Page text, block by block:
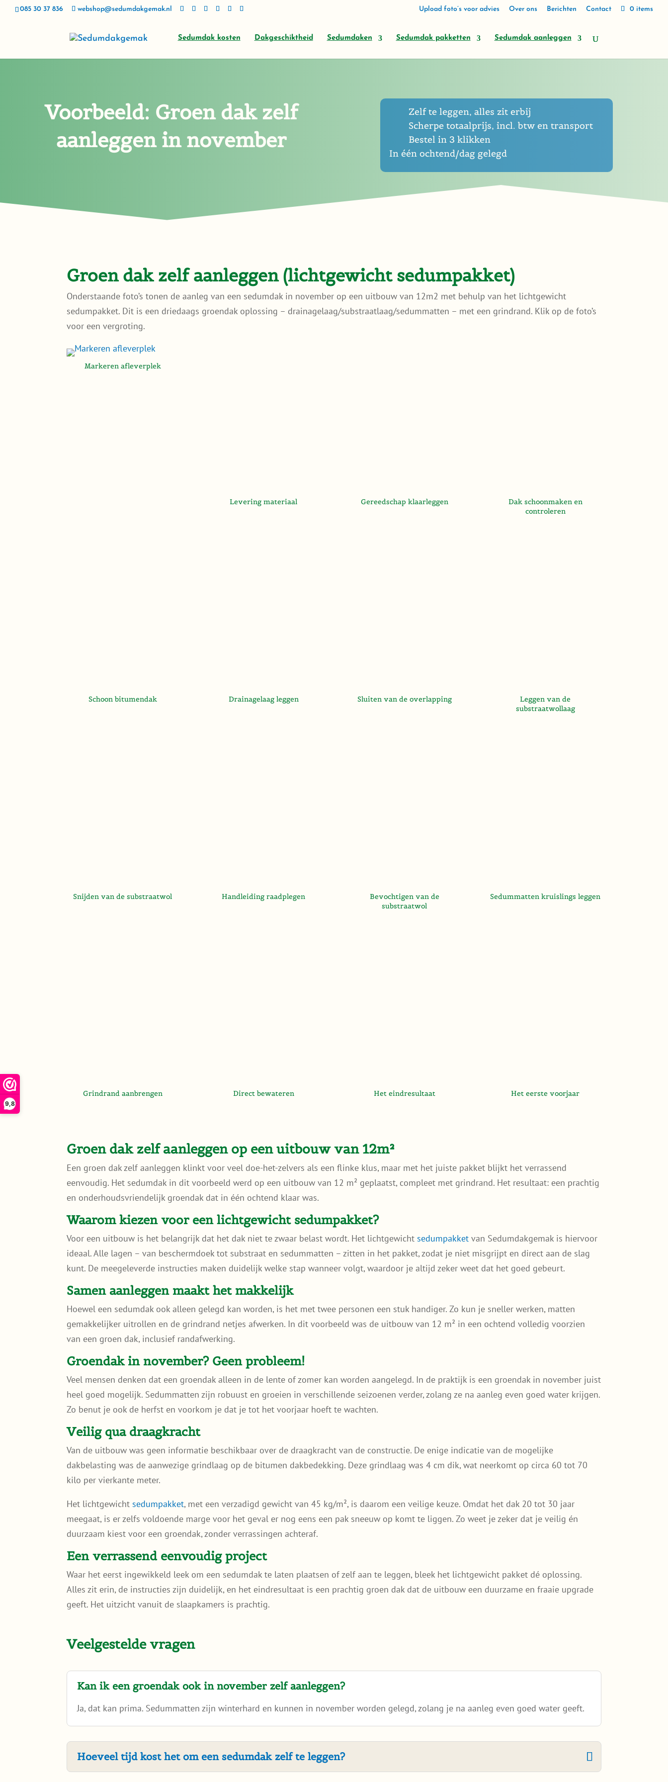
9,8
085 30 37 836 webshop@sedumdakgemak.nl Upload foto’s voor advies Over ons Berichten Contact 0 items
Sedumdak kosten Dakgeschiktheid Sedumdaken Sedumdak pakketten Sedumdak aanleggen
Voorbeeld: Groen dak zelf
aanleggen in november
Zelf te leggen, alles zit erbij
Scherpe totaalprijs, incl. btw en transport
Bestel in 3 klikken
In één ochtend/dag gelegd
Groen dak zelf aanleggen (lichtgewicht sedumpakket)
Onderstaande foto’s tonen de aanleg van een sedumdak in november op een uitbouw van 12m2 met behulp van het lichtgewicht
sedumpakket. Dit is een driedaags groendak oplossing – drainagelaag/substraatlaag/sedummatten – met een grindrand. Klik op de foto’s
voor een vergroting.
Markeren afleverplek
Levering materiaal Gereedschap klaarleggen
Dak schoonmaken en
controleren
Schoon bitumendak Drainagelaag leggen Sluiten van de overlapping
Leggen van de
substraatwollaag
Snijden van de substraatwol Handleiding raadplegen
Bevochtigen van de
substraatwol
Sedummatten kruislings leggen
Grindrand aanbrengen Direct bewateren Het eindresultaat Het eerste voorjaar
Groen dak zelf aanleggen op een uitbouw van 12m²
Een groen dak zelf aanleggen klinkt voor veel doe-het-zelvers als een flinke klus, maar met het juiste pakket blijkt het verrassend
eenvoudig. Het sedumdak in dit voorbeeld werd op een uitbouw van 12 m² geplaatst, compleet met grindrand. Het resultaat: een prachtig
en onderhoudsvriendelijk groendak dat in één ochtend klaar was.
Waarom kiezen voor een lichtgewicht sedumpakket?
Voor een uitbouw is het belangrijk dat het dak niet te zwaar belast wordt. Het lichtgewichtsedumpakket van Sedumdakgemak is hiervoor
ideaal. Alle lagen – van beschermdoek tot substraat en sedummatten – zitten in het pakket, zodat je niet misgrijpt en direct aan de slag
kunt. De meegeleverde instructies maken duidelijk welke stap wanneer volgt, waardoor je altijd zeker weet dat het goed gebeurt.
Samen aanleggen maakt het makkelijk
Hoewel een sedumdak ook alleen gelegd kan worden, is het met twee personen een stuk handiger. Zo kun je sneller werken, matten
gemakkelijker uitrollen en de grindrand netjes afwerken. In dit voorbeeld was de uitbouw van 12 m² in een ochtend volledig voorzien
van een groen dak, inclusief randafwerking.
Groendak in november? Geen probleem!
Veel mensen denken dat een groendak alleen in de lente of zomer kan worden aangelegd. In de praktijk is een groendak in november juist
heel goed mogelijk. Sedummatten zijn robuust en groeien in verschillende seizoenen verder, zolang ze na aanleg even goed water krijgen.
Zo benut je ook de herfst en voorkom je dat je tot het voorjaar hoeft te wachten.
Veilig qua draagkracht
Van de uitbouw was geen informatie beschikbaar over de draagkracht van de constructie. De enige indicatie van de mogelijke
dakbelasting was de aanwezige grindlaag op de bitumen dakbedekking. Deze grindlaag was 4 cm dik, wat neerkomt op circa 60 tot 70
kilo per vierkante meter.
Het lichtgewichtsedumpakket, met een verzadigd gewicht van 45 kg/m², is daarom een veilige keuze. Omdat het dak 20 tot 30 jaar
meegaat, is er zelfs voldoende marge voor het geval er nog eens een pak sneeuw op komt te liggen. Zo weet je zeker dat je veilig én
duurzaam kiest voor een groendak, zonder verrassingen achteraf.
Een verrassend eenvoudig project
Waar het eerst ingewikkeld leek om een sedumdak te laten plaatsen of zelf aan te leggen, bleek het lichtgewicht pakket dé oplossing.
Alles zit erin, de instructies zijn duidelijk, en het eindresultaat is een prachtig groen dak dat de uitbouw een duurzame en fraaie upgrade
geeft. Het uitzicht vanuit de slaapkamers is prachtig.
Veelgestelde vragen
Kan ik een groendak ook in november zelf aanleggen?
Ja, dat kan prima. Sedummatten zijn winterhard en kunnen in november worden gelegd, zolang je na aanleg even goed water geeft.
Hoeveel tijd kost het om een sedumdak zelf te leggen?